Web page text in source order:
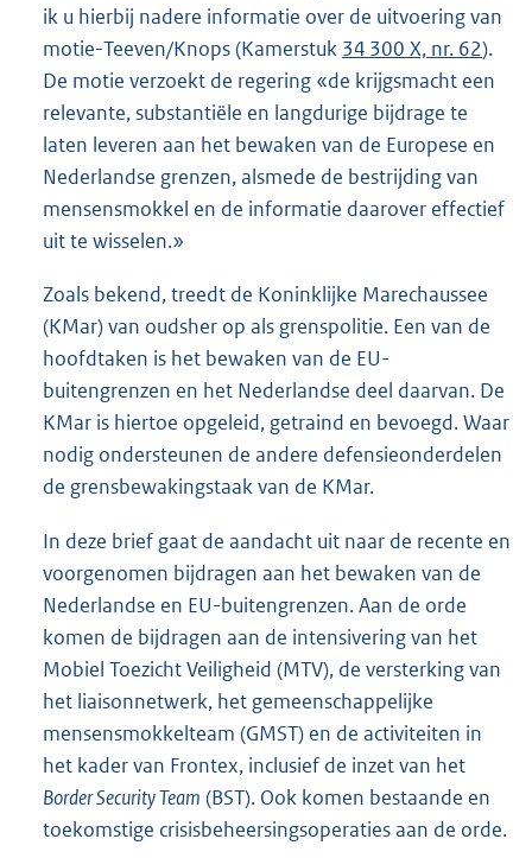
ik u hierbij nadere informatie over de uitvoering van
motie-Teeven/Knops (Kamerstuk 34 300 X, nr. 62).
De motie verzoekt de regering «de krijgsmacht een
relevante, substantiële en langdurige bijdrage te
laten leveren aan het bewaken van de Europese en
Nederlandse grenzen, alsmede de bestrijding van
mensensmokkel en de informatie daarover effectief
uit te wisselen.»
Zoals bekend, treedt de Koninklijke Marechaussee
(KMar) van oudsher op als grenspolitie. Een van de
hoofdtaken is het bewaken van de EU-
buitengrenzen en het Nederlandse deel daarvan. De
KMar is hiertoe opgeleid, getraind en bevoegd. Waar
nodig ondersteunen de andere defensieonderdelen
de grensbewakingstaak van de KMar.
In deze brief gaat de aandacht uit naar de recente en
voorgenomen bijdragen aan het bewaken van de
Nederlandse en EU-buitengrenzen. Aan de orde
komen de bijdragen aan de intensivering van het
Mobiel Toezicht Veiligheid (MTV), de versterking van
het liaisonnetwerk, het gemeenschappelijke
mensensmokkelteam (GMST) en de activiteiten in
het kader van Frontex, inclusief de inzet van het
Border Security Team (BST). Ook komen bestaande en
toekomstige crisisbeheersingsoperaties aan de orde.